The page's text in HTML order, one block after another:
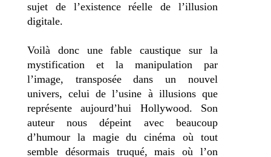
sujet de l’existence réelle de l’illusion
digitale.
Voilà donc une fable caustique sur la
mystification et la manipulation par
l’image, transposée dans un nouvel
univers, celui de l’usine à illusions que
représente aujourd’hui Hollywood. Son
auteur nous dépeint avec beaucoup
d’humour la magie du cinéma où tout
semble désormais truqué, mais où l’on